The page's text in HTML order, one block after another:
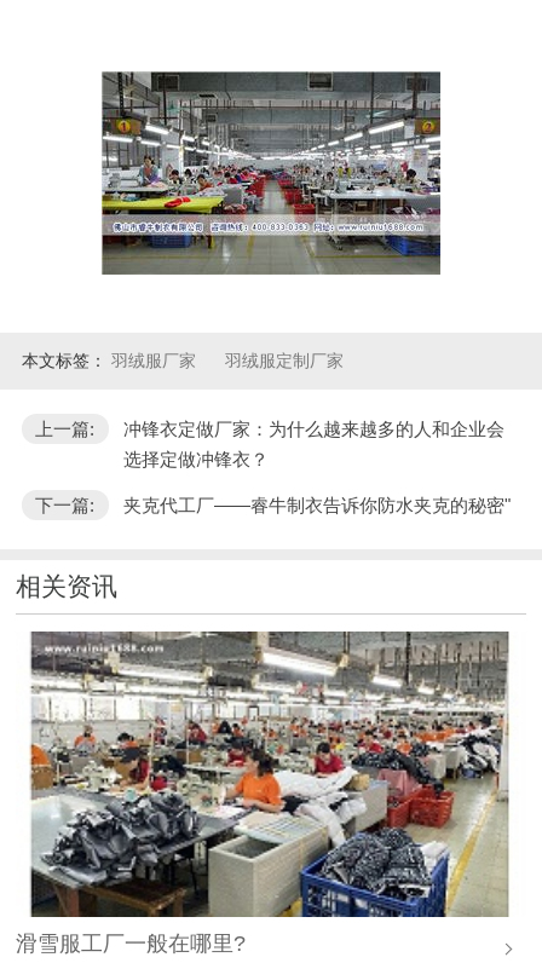
本文标签： 羽绒服厂家 羽绒服定制厂家
上一篇:
冲锋衣定做厂家：为什么越来越多的人和企业会
选择定做冲锋衣？
下一篇: 夹克代工厂——睿牛制衣告诉你防水夹克的秘密"
相关资讯
滑雪服工厂一般在哪里?